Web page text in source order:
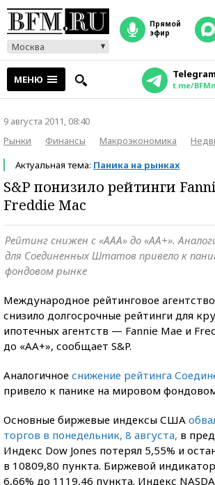
Москва
прямой
эфир
МЕНЮ Telegram
t.me/
9 августа 2011, 08:40
Рынки
Финансы Макроэкономика
Актуальная тема: Паника на рынках
S&P понизило рейтинги
Freddie Mac
Рейтинг снижен с «ААА» до «АА+».
для Соединенных Штатов привело к
фондовом рынке
Международное рейтинговое
снизило долгосрочные рейтинги для
ипотечных агентств — Fannie Mae и
до «АА+», сообщает S&P.
Аналогичное снижение рейтинга
привело к панике на мировом
Основные биржевые индексы США
торгов в понедельник, 8 августа, в
Индекс Dow Jones потерял 5,55% и
в 10809,80 пункта. Биржевой
6,66% до 1119,46 пункта. Индекс